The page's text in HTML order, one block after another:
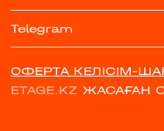
Telegram
ОФЕРТА КЕЛІСІМ-
ETAGE.KZ ЖАСАҒАН